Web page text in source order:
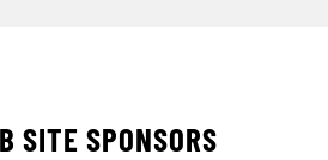
SITE SPONSORS